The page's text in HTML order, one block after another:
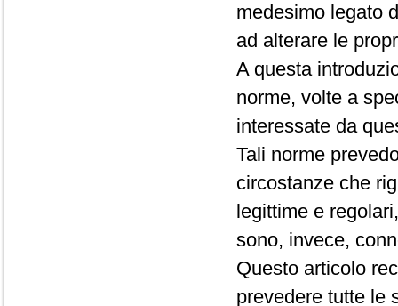
medesimo legato
ad alterare le
A questa
norme, volte a
interessate da
Tali norme
circostanze che
legittime e
sono, invece,
Questo articolo
prevedere tutte le